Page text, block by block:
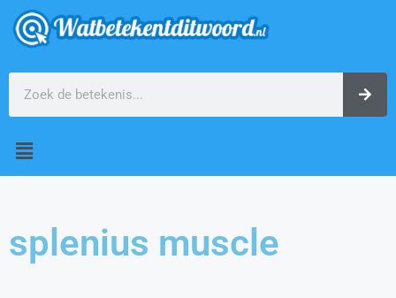
splenius muscle